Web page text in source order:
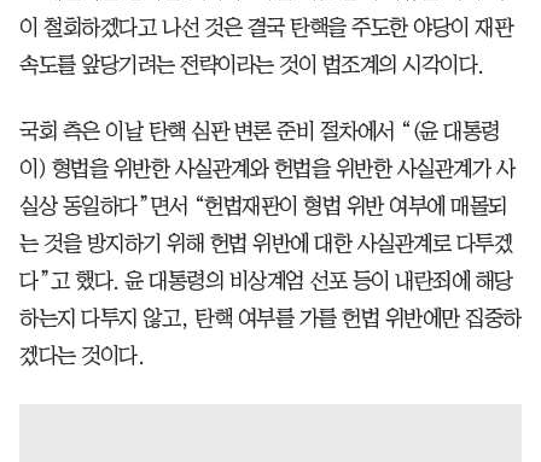
이 철회하겠다고 나선 것은 결국 탄핵을 주도한 야당이 재판
속도를 앞당기려는 전략이라는 것이 법조계의 시각이다.
국회 측은 이날 탄핵 심판 변론 준비 절차에서 “(윤 대통령
이) 형법을 위반한 사실관계와 헌법을 위반한 사실관계가 사
실상 동일하다”면서 “헌법재판이 형법 위반 여부에 매몰되
는 것을 방지하기 위해 헌법 위반에 대한 사실관계로 다투겠
다”고 했다. 윤 대통령의 비상계엄 선포 등이 내란죄에 해당
하는지 다투지 않고, 탄핵 여부를 가를 헌법 위반에만 집중하
겠다는 것이다.